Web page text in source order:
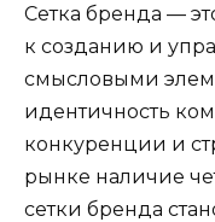
Сетка бренда —
к созданию и
смысловыми
идентичность
конкуренции и
рынке наличие
сетки бренда